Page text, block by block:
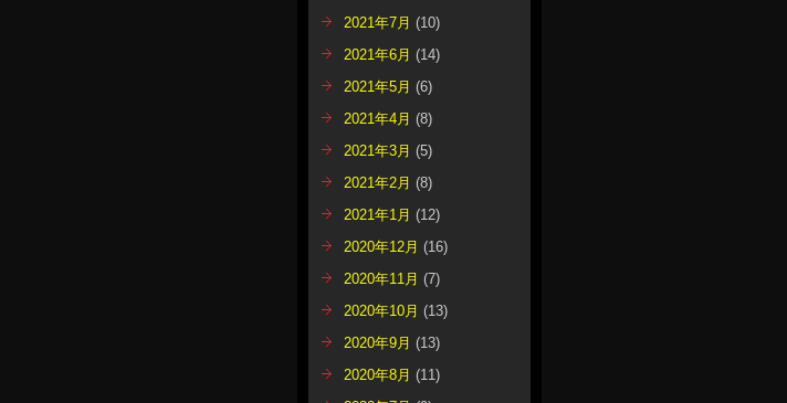
2021年7月 (10)
2021年6月 (14)
2021年5月 (6)
2021年4月 (8)
2021年3月 (5)
2021年2月 (8)
2021年1月 (12)
2020年12月 (16)
2020年11月 (7)
2020年10月 (13)
2020年9月 (13)
2020年8月 (11)